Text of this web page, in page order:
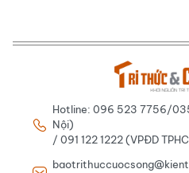
Hotline: 096 523 7756/
Nội)
/ 091 122 1222 (VPĐD